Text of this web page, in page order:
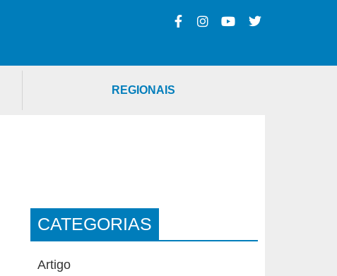
REGIONAIS
CATEGORIAS
Artigo